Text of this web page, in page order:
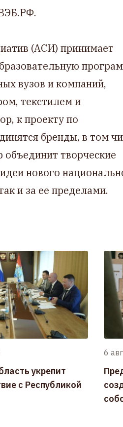
(АСИ) принимает
вузов и компаний,
текстилем и
к проекту по
бренды, в том
творческие
нового
и за ее пределами.
укрепит
с Республикой
6